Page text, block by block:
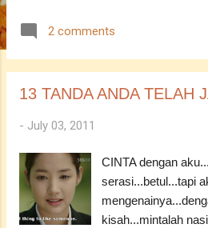
2 comments
13 TANDA ANDA TELAH
- July 03, 2011
CINTA dengan
serasi...betul...tapi
kisah...mintalah